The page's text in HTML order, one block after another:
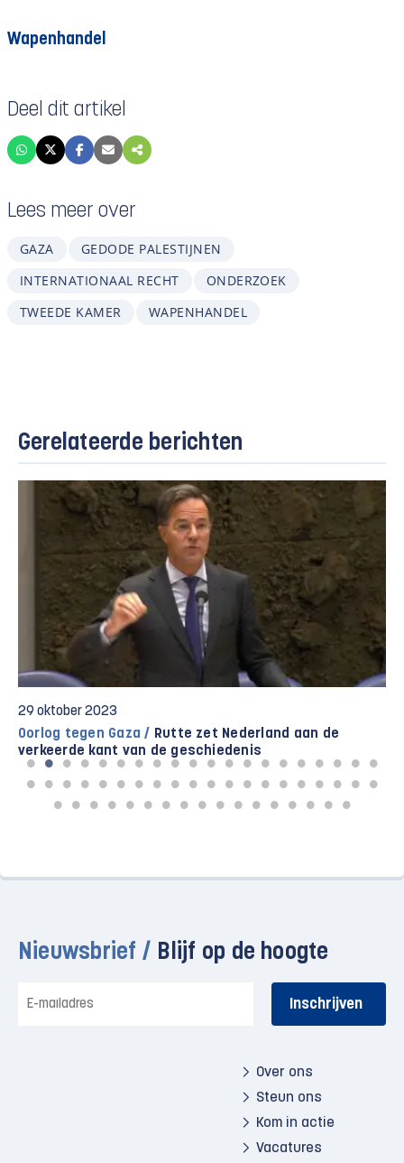
Wapenhandel
Deel dit artikel
Lees meer over
GAZA
GEDODE PALESTIJNEN
INTERNATIONAAL RECHT
ONDERZOEK
TWEEDE KAMER
WAPENHANDEL
Gerelateerde berichten
29 oktober 2023
Oorlog tegen Gaza / Rutte zet Nederland aan de
verkeerde kant van de geschiedenis
Nieuwsbrief / Blijf op de hoogte
mailadres
Over ons
Steun ons
Kom in actie
Vacatures